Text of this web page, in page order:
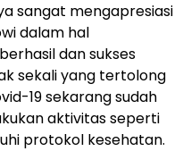
sangat mengapresiasi
dalam hal
dan sukses
sekali yang tertolong
19 sekarang sudah
aktivitas seperti
protokol kesehatan.